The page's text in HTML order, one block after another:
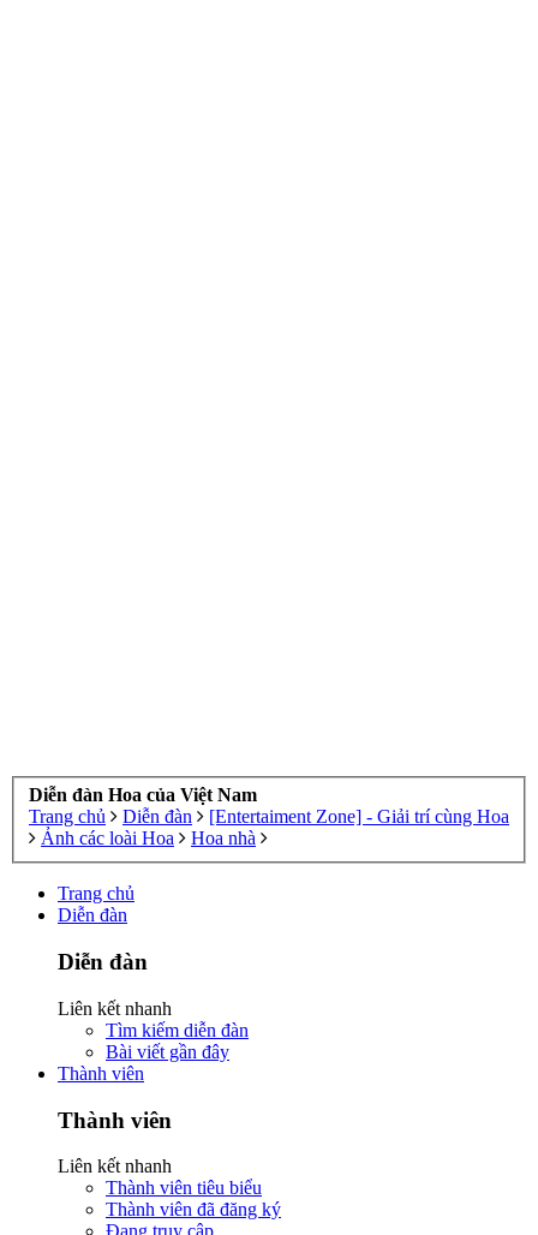
Diễn đàn Hoa của Việt Nam
Trang chủ
Diễn đàn
[Entertaiment Zone] - Giải trí cùng Hoa
Ảnh các loài Hoa
Hoa nhà
Trang chủ
Diễn đàn
Diễn đàn
Liên kết nhanh
Tìm kiếm diễn đàn
Bài viết gần đây
Thành viên
Thành viên
Liên kết nhanh
Thành viên tiêu biểu
Thành viên đã đăng ký